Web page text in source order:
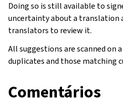
Doing so is still available to
uncertainty about a translation
translators to review it.
All suggestions are scanned on
duplicates and those matching
Comentários